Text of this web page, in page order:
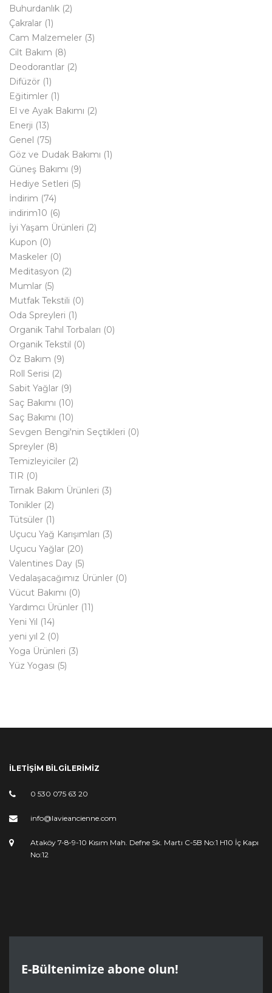
Buhurdanlık (2)
Çakralar (1)
Cam Malzemeler (3)
Cilt Bakım (8)
Deodorantlar (2)
Difüzör (1)
Eğitimler (1)
El ve Ayak Bakımı (2)
Enerji (13)
Genel (75)
Göz ve Dudak Bakımı (1)
Güneş Bakımı (9)
Hediye Setleri (5)
İndirim (74)
indirim10 (6)
İyi Yaşam Ürünleri (2)
Kupon (0)
Maskeler (0)
Meditasyon (2)
Mumlar (5)
Mutfak Tekstili (0)
Oda Spreyleri (1)
Organik Tahıl Torbaları (0)
Organik Tekstil (0)
Öz Bakım (9)
Roll Serisi (2)
Sabit Yağlar (9)
Saç Bakımı (10)
Saç Bakımı (10)
Sevgen Bengi'nin Seçtikleri (0)
Spreyler (8)
Temizleyiciler (2)
TIR (0)
Tırnak Bakım Ürünleri (3)
Tonikler (2)
Tütsüler (1)
Uçucu Yağ Karışımları (3)
Uçucu Yağlar (20)
Valentines Day (5)
Vedalaşacağımız Ürünler (0)
Vücut Bakımı (0)
Yardımcı Ürünler (11)
Yeni Yıl (14)
yeni yıl 2 (0)
Yoga Ürünleri (3)
Yüz Yogası (5)
İLETİŞİM BİLGİLERİMİZ
0 530 075 63 20
info@lavieancienne.com
Ataköy 7-8-9-10 Kısım Mah. Defne Sk. Martı C-5B No:1 H10 İç Kapı
No:12
E-Bültenimize abone olun!